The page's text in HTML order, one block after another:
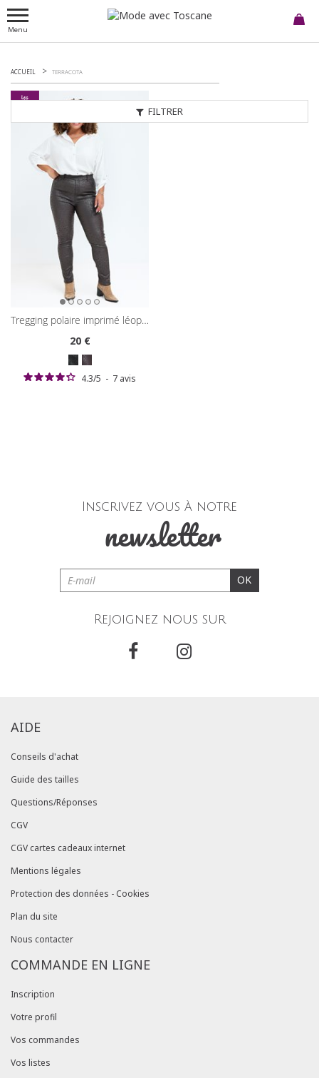
Menu
FILTRER
ACCUEIL TERRACOTA
tregging polaire imprimé léopard
20€
4.3/5 - 7 avis
Inscrivez vous à notre
newsletter
OK
Rejoignez nous sur
AIDE
Conseils d'achat
Guide des tailles
Questions/Réponses
CGV
CGV cartes cadeaux internet
Mentions légales
Protection des données - Cookies
Plan du site
Nous contacter
COMMANDE EN LIGNE
Inscription
Votre profil
Vos commandes
Vos listes